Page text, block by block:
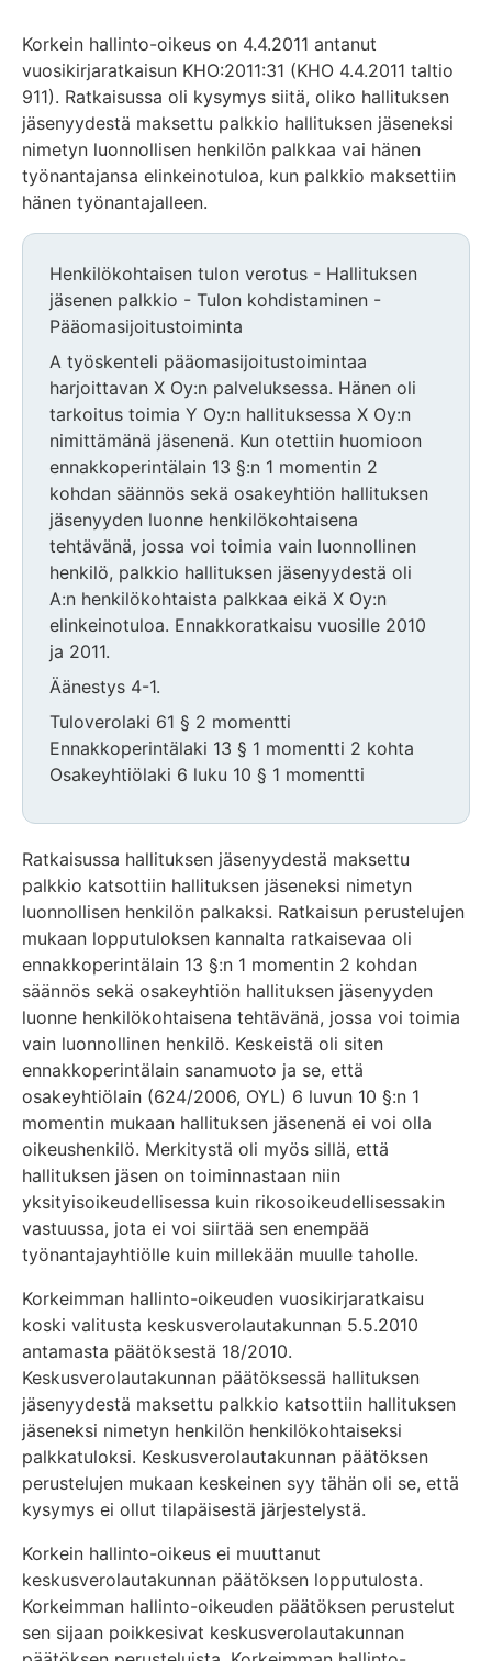
Korkein hallinto-oikeus on 4.4.2011 antanut
vuosikirjaratkaisun KHO:2011:31 (KHO 4.4.2011 taltio
911). Ratkaisussa oli kysymys siitä, oliko hallituksen
jäsenyydestä maksettu palkkio hallituksen jäseneksi
nimetyn luonnollisen henkilön palkkaa vai hänen
työnantajansa elinkeinotuloa, kun palkkio maksettiin
hänen työnantajalleen.
Henkilökohtaisen tulon verotus - Hallituksen
jäsenen palkkio - Tulon kohdistaminen -
Pääomasijoitustoiminta
A työskenteli pääomasijoitustoimintaa
harjoittavan X Oy:n palveluksessa. Hänen oli
tarkoitus toimia Y Oy:n hallituksessa X Oy:n
nimittämänä jäsenenä. Kun otettiin huomioon
ennakkoperintälain 13 §:n 1 momentin 2
kohdan säännös sekä osakeyhtiön hallituksen
jäsenyyden luonne henkilökohtaisena
tehtävänä, jossa voi toimia vain luonnollinen
henkilö, palkkio hallituksen jäsenyydestä oli
A:n henkilökohtaista palkkaa eikä X Oy:n
elinkeinotuloa. Ennakkoratkaisu vuosille 2010
ja 2011.
Äänestys 4-1.
Tuloverolaki 61 § 2 momentti
Ennakkoperintälaki 13 § 1 momentti 2 kohta
Osakeyhtiölaki 6 luku 10 § 1 momentti
Ratkaisussa hallituksen jäsenyydestä maksettu
palkkio katsottiin hallituksen jäseneksi nimetyn
luonnollisen henkilön palkaksi. Ratkaisun perustelujen
mukaan lopputuloksen kannalta ratkaisevaa oli
ennakkoperintälain 13 §:n 1 momentin 2 kohdan
säännös sekä osakeyhtiön hallituksen jäsenyyden
luonne henkilökohtaisena tehtävänä, jossa voi toimia
vain luonnollinen henkilö. Keskeistä oli siten
ennakkoperintälain sanamuoto ja se, että
osakeyhtiölain (624/2006, OYL) 6 luvun 10 §:n 1
momentin mukaan hallituksen jäsenenä ei voi olla
oikeushenkilö. Merkitystä oli myös sillä, että
hallituksen jäsen on toiminnastaan niin
yksityisoikeudellisessa kuin rikosoikeudellisessakin
vastuussa, jota ei voi siirtää sen enempää
työnantajayhtiölle kuin millekään muulle taholle.
Korkeimman hallinto-oikeuden vuosikirjaratkaisu
koski valitusta keskusverolautakunnan 5.5.2010
antamasta päätöksestä 18/2010.
Keskusverolautakunnan päätöksessä hallituksen
jäsenyydestä maksettu palkkio katsottiin hallituksen
jäseneksi nimetyn henkilön henkilökohtaiseksi
palkkatuloksi. Keskusverolautakunnan päätöksen
perustelujen mukaan keskeinen syy tähän oli se, että
kysymys ei ollut tilapäisestä järjestelystä.
Korkein hallinto-oikeus ei muuttanut
keskusverolautakunnan päätöksen lopputulosta.
Korkeimman hallinto-oikeuden päätöksen perustelut
sen sijaan poikkesivat keskusverolautakunnan